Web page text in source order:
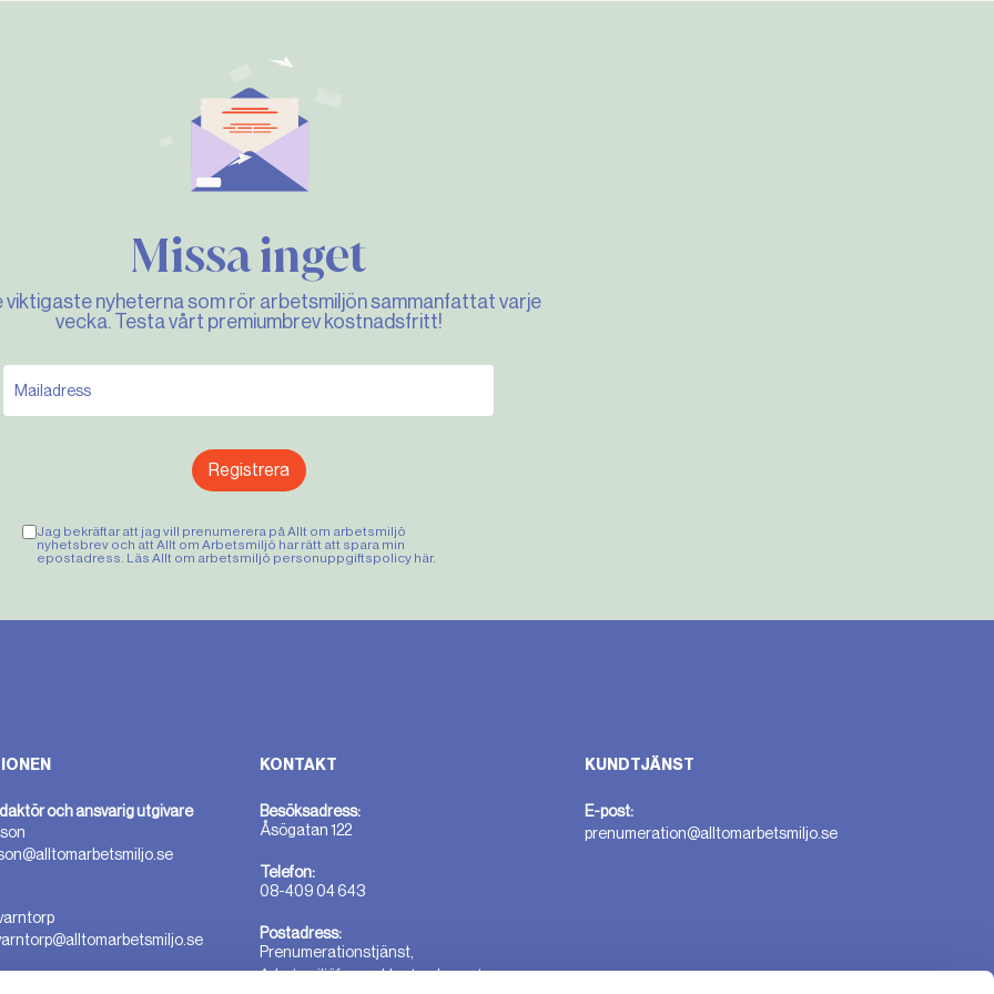
Missa inget
viktigaste nyheterna som rör arbetsmiljön sammanfattat varje
vecka. Testa vårt premiumbrev kostnadsfritt!
Registrera
Jag bekräftar att jag vill prenumerera på Allt om arbetsmiljö
nyhetsbrev och att Allt om Arbetsmiljö har rätt att spara min
epostadress. Läs Allt om arbetsmiljö personuppgiftspolicy här.
och ansvarig utgivare
KONTAKT
Besöksadress:
Åsögatan 122
Telefon:
08-409 04 643
Postadress:
Prenumerationstjänst,
Arbetsmiljöforum, Hantverkargatan
KUNDTJÄNST
E-post:
prenumeration@alltomarbetsmiljo.se